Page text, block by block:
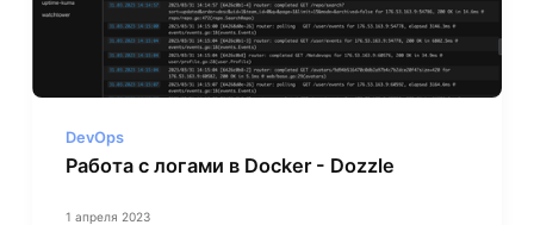
DevOps
Работа с логами в Docker - Dozzle
1 апреля 2023